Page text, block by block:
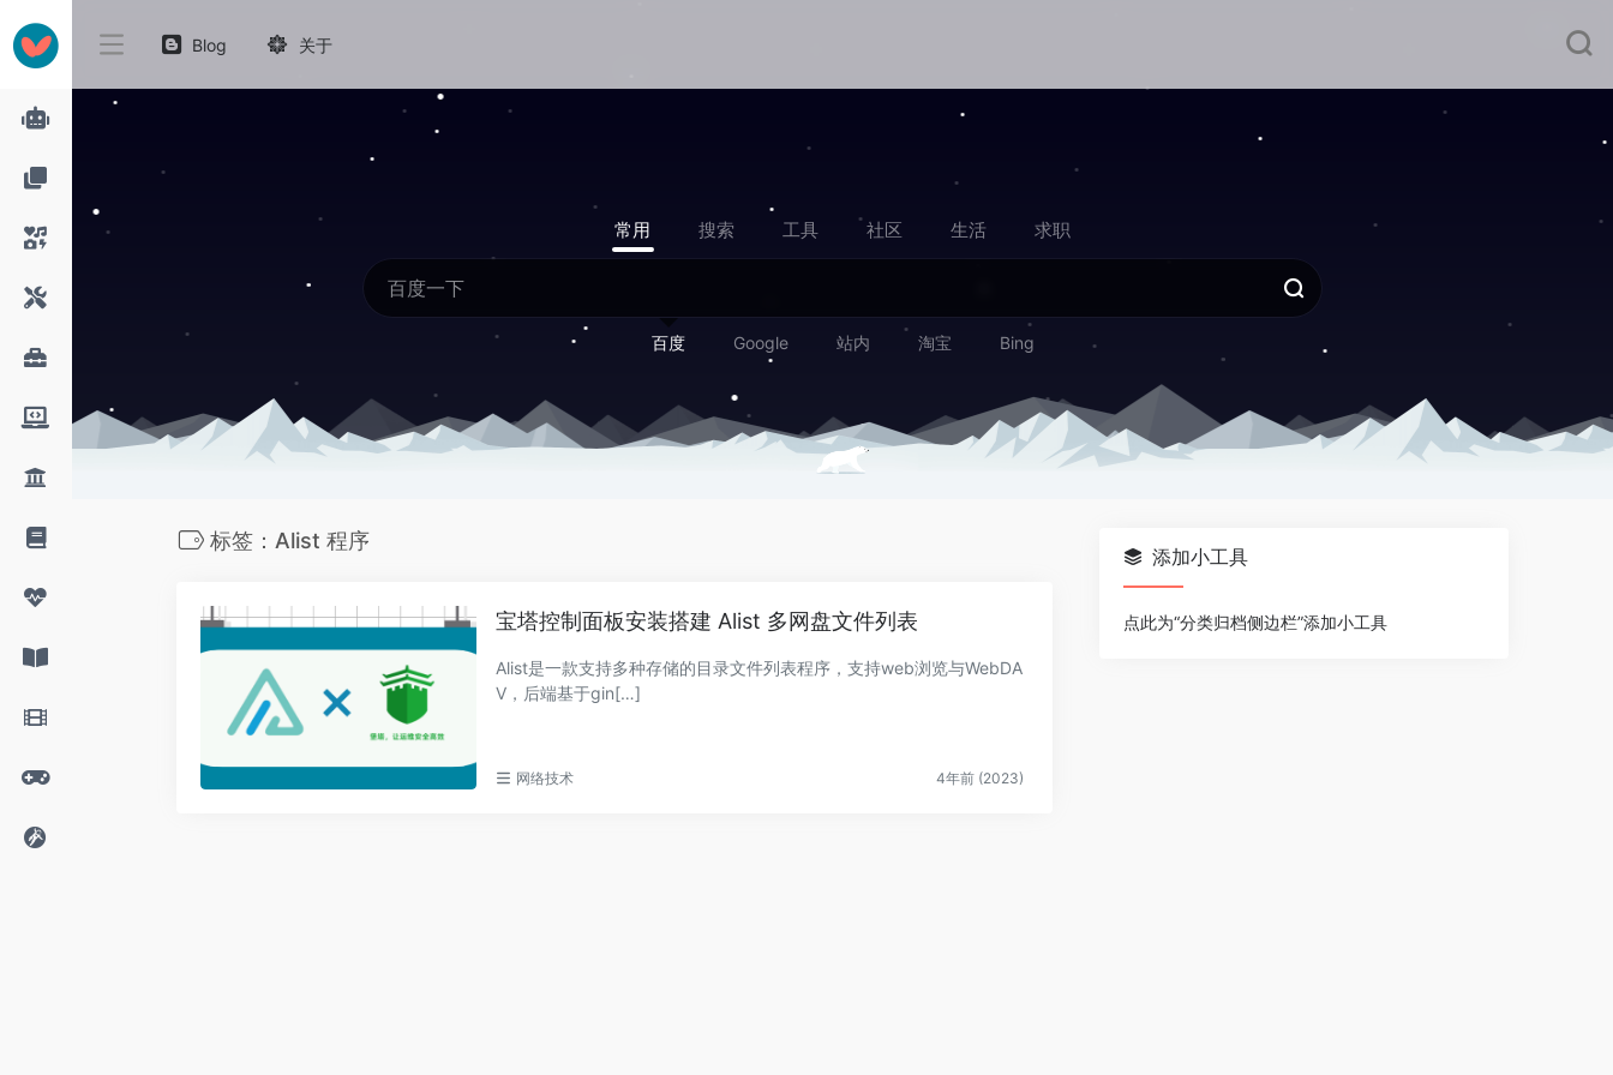
Blog 关于
常用 搜索 工具 社区 生活 求职
百度 Google 站内 淘宝 Bing
标签：Alist 程序
宝塔控制面板安装搭建 Alist 多网盘文件列表
Alist是一款支持多种存储的目录文件列表程序，支持web浏览与WebDA
V，后端基于gin[…]
网络技术 4年前 (2023)
添加小工具
点此为“分类归档侧边栏”添加小工具